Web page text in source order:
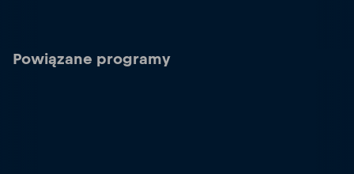
Powiązane programy